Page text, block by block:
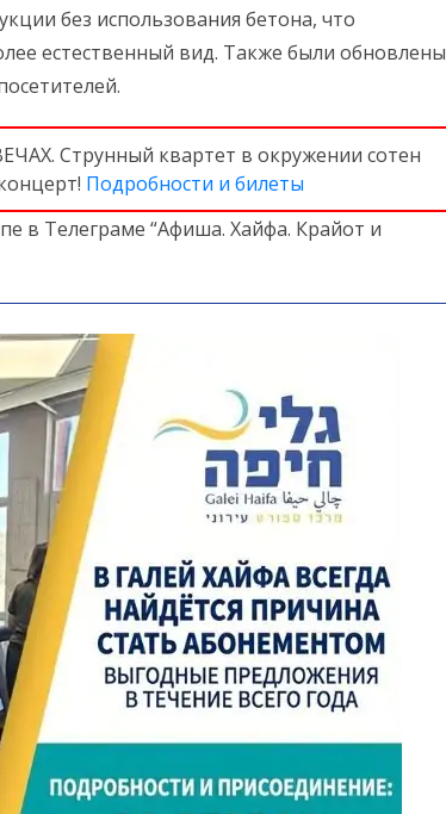
без использования бетона, что
естественный вид. Также были обновлены
Струнный квартет в окружении сотен
Подробности и билеты
в Телеграме “Афиша. Хайфа. Крайот и